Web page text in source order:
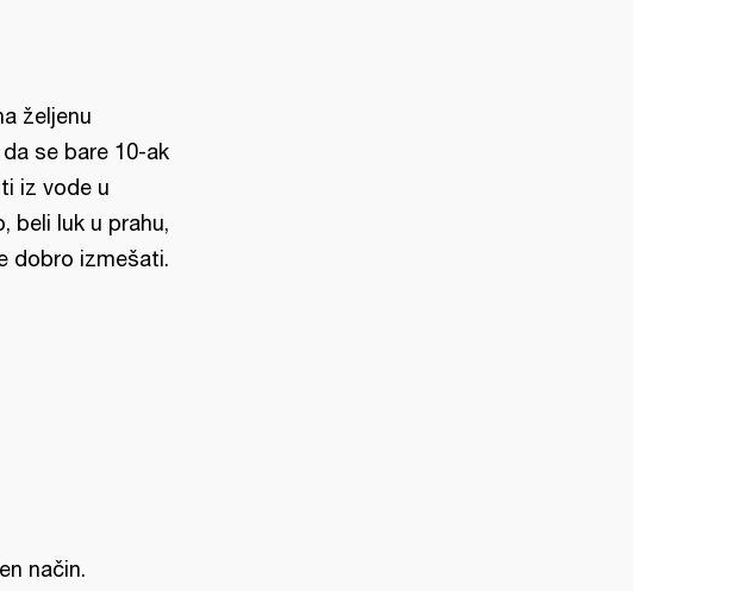
željenu
se bare 10-ak
iz vode u
beli luk u prahu,
dobro izmešati.
način.